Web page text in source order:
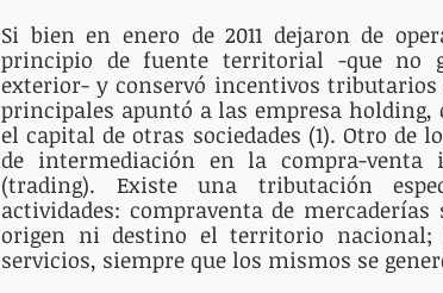
Si bien en enero de 2011 dejaron de
principio de fuente territorial -que no
exterior- y conservó incentivos tributarios
principales apuntó a las empresa
el capital de otras sociedades (1). Otro de
de intermediación en la compra-venta
(trading). Existe una tributación
actividades: compraventa de
origen ni destino el territorio
servicios, siempre que los mismos se